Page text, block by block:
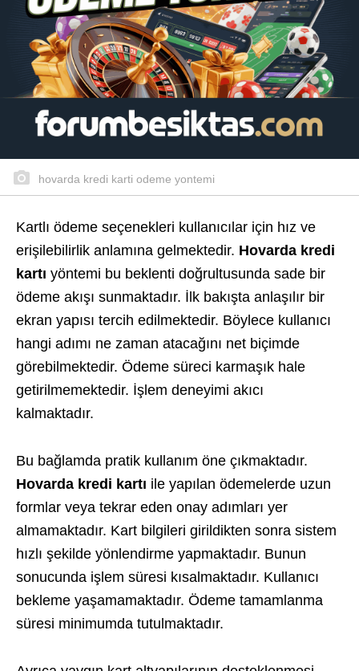
hovarda kredi karti odeme yontemi
Kartlı ödeme seçenekleri kullanıcılar için hız ve
erişilebilirlik anlamına gelmektedir. Hovarda kredi
kartı yöntemi bu beklenti doğrultusunda sade bir
ödeme akışı sunmaktadır. İlk bakışta anlaşılır bir
ekran yapısı tercih edilmektedir. Böylece kullanıcı
hangi adımı ne zaman atacağını net biçimde
görebilmektedir. Ödeme süreci karmaşık hale
getirilmemektedir. İşlem deneyimi akıcı
kalmaktadır.
Bu bağlamda pratik kullanım öne çıkmaktadır.
Hovarda kredi kartı ile yapılan ödemelerde uzun
formlar veya tekrar eden onay adımları yer
almamaktadır. Kart bilgileri girildikten sonra sistem
hızlı şekilde yönlendirme yapmaktadır. Bunun
sonucunda işlem süresi kısalmaktadır. Kullanıcı
bekleme yaşamamaktadır. Ödeme tamamlanma
süresi minimumda tutulmaktadır.